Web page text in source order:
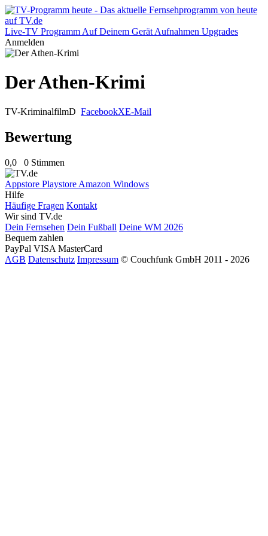
Live-TV Programm Auf Deinem Gerät Aufnahmen Upgrades
Anmelden
Der Athen-Krimi
TV-KriminalfilmD FacebookXE-Mail
Bewertung
0,0 0 Stimmen
Appstore Playstore Amazon Windows
Hilfe
Häufige Fragen Kontakt
Wir sind TV.de
Dein Fernsehen Dein Fußball Deine WM 2026
Bequem zahlen
PayPal VISA MasterCard
AGB Datenschutz Impressum © Couchfunk GmbH 2011 - 2026